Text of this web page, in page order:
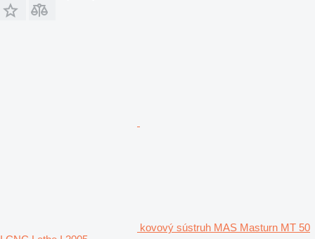
kovový sústruh MAS Masturn MT 50